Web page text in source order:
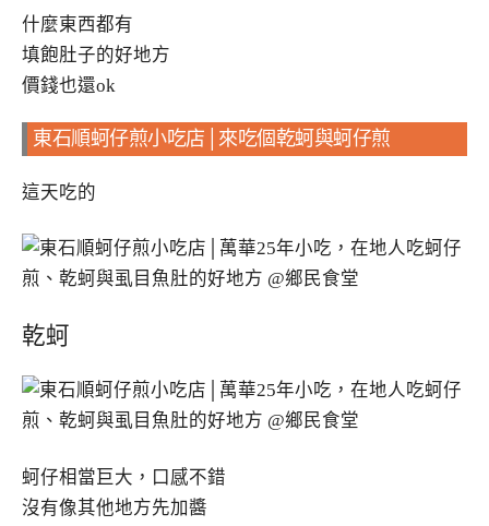
什麼東西都有
填飽肚子的好地方
價錢也還ok
東石順蚵仔煎小吃店│來吃個乾蚵與蚵仔煎
這天吃的
乾蚵
蚵仔相當巨大，口感不錯
沒有像其他地方先加醬